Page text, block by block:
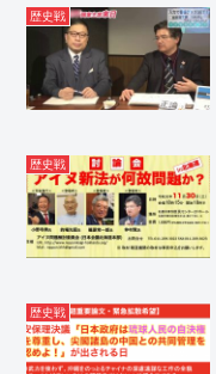
歴史戦
歴史戦
歴史戦